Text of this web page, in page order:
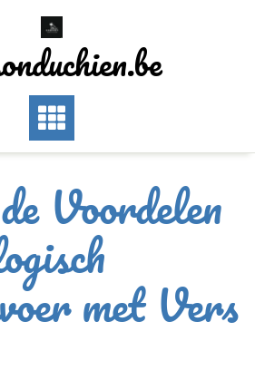
Voordelen
met Vers